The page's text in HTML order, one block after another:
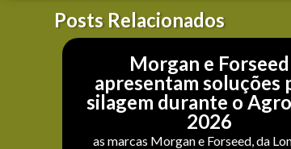
Posts Relacionados
Morgan e Forseed
apresentam soluções
silagem durante o
2026
as marcas Morgan e Forseed, da